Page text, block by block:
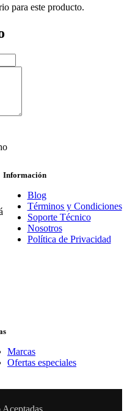
para este producto.
Información
Blog
Términos y Condiciones
Soporte Técnico
Nosotros
Política de Privacidad
Marcas
Ofertas especiales
Aceptadas